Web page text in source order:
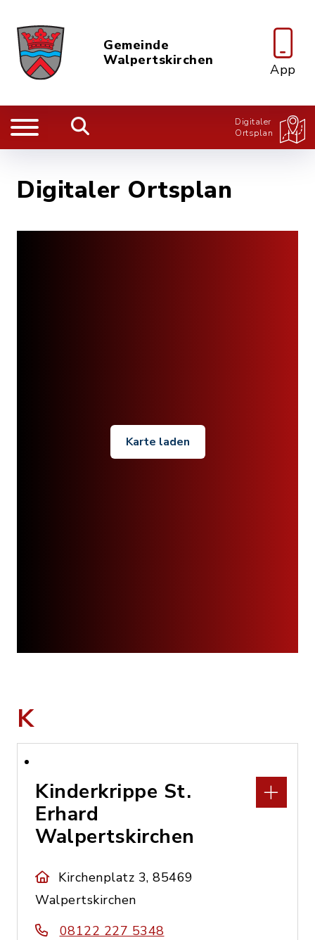
Gemeinde
Walpertskirchen
App
Digitaler
Ortsplan
Digitaler Ortsplan
Karte laden
K
Kinderkrippe St.
Erhard
Walpertskirchen
Kirchenplatz 3, 85469
Walpertskirchen
08122 227 5348